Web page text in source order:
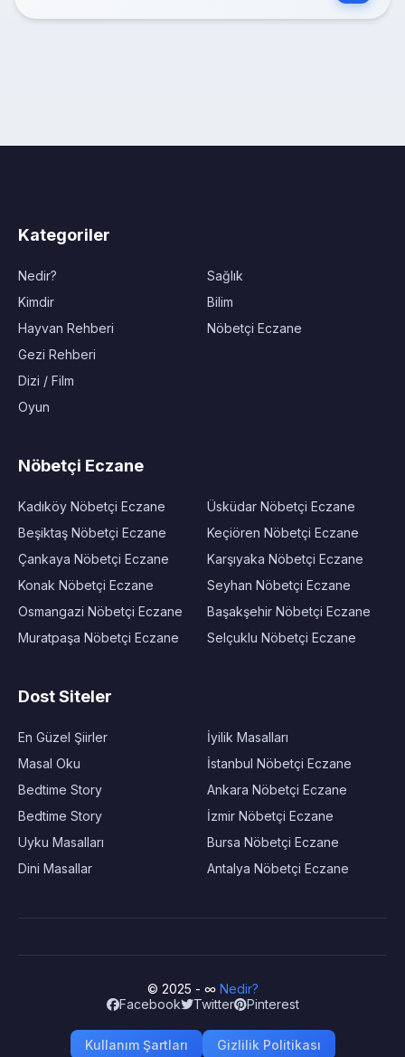
Kategoriler
Nedir?
Kimdir
Hayvan Rehberi
Gezi Rehberi
Dizi / Film
Oyun
Sağlık
Bilim
Nöbetçi Eczane
Nöbetçi Eczane
Kadıköy Nöbetçi Eczane
Beşiktaş Nöbetçi Eczane
Çankaya Nöbetçi Eczane
Konak Nöbetçi Eczane
Osmangazi Nöbetçi Eczane
Muratpaşa Nöbetçi Eczane
Üsküdar Nöbetçi Eczane
Keçiören Nöbetçi Eczane
Karşıyaka Nöbetçi Eczane
Seyhan Nöbetçi Eczane
Başakşehir Nöbetçi Eczane
Selçuklu Nöbetçi Eczane
Dost Siteler
En Güzel Şiirler
Masal Oku
Bedtime Story
Bedtime Story
Uyku Masalları
Dini Masallar
İyilik Masalları
İstanbul Nöbetçi Eczane
Ankara Nöbetçi Eczane
İzmir Nöbetçi Eczane
Bursa Nöbetçi Eczane
Antalya Nöbetçi Eczane
© 2025 - ∞ Nedir?
Facebook
Twitter Pinterest
Kullanım Şartları Gizlilik Politikası